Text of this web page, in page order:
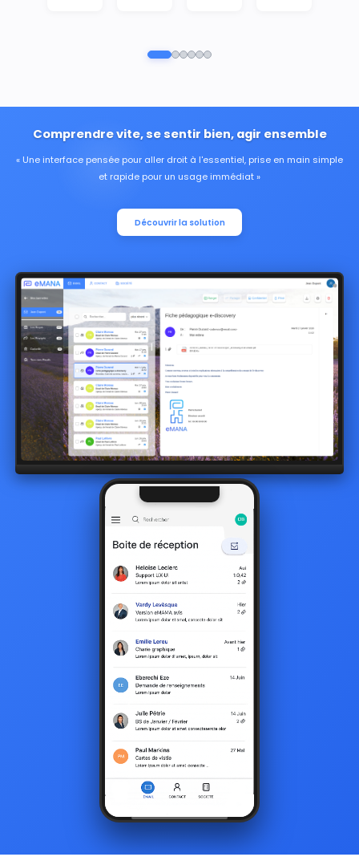
Comprendre vite, se sentir bien, agir ensemble
Une interface pensée pour aller droit à l'essentiel, prise en main simple
et rapide pour un usage immédiat
Découvrir la solution